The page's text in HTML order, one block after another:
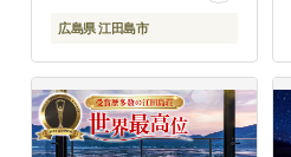
広島県 江田島市